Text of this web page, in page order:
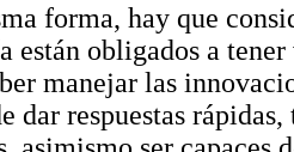
forma, hay que
están obligados a
manejar las
dar respuestas